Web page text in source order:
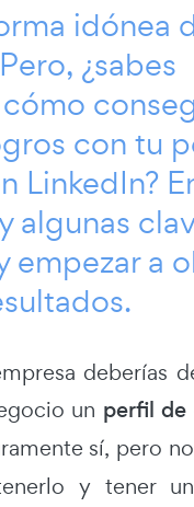
idónea
¿sabes
con tu
LinkedIn?
algunas
empezar a
deberías
un perfil de
sí, pero
y tener